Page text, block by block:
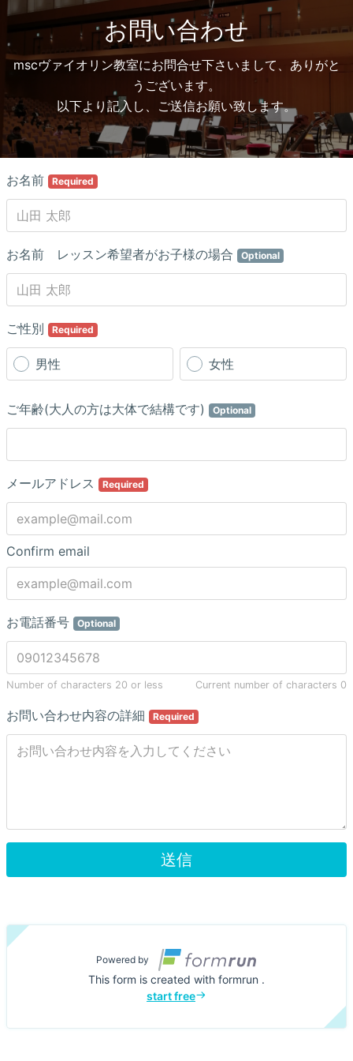
お問い合わせ
mscヴァイオリン教室にお問合せ下さいまして、ありがと
うございます。
以下より記入し、ご送信お願い致します。
お名前 Required
お名前 レッスン希望者がお子様の場合 Optional
ご性別 Required
男性 女性
ご年齢(大人の方は大体で結構です) Optional
メールアドレス Required
Confirm email
お電話番号 Optional
Number of characters 20 or less Current number of characters 0
お問い合わせ内容の詳細 Required
送信
Powered by
This form is created with formrun .
start free